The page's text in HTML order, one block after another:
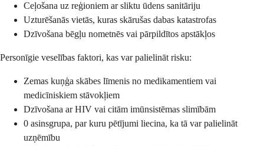
Ceļošana uz reģioniem ar sliktu ūdens sanitāriju
Uzturēšanās vietās, kuras skārušas dabas katastrofas
Dzīvošana bēgļu nometnēs vai pārpildītos apstākļos
Personīgie veselības faktori, kas var palielināt risku:
Zemas kuņģa skābes līmenis no medikamentiem vai
medicīniskiem stāvokļiem
Dzīvošana ar HIV vai citām imūnsistēmas slimībām
0 asinsgrupa, par kuru pētījumi liecina, ka tā var palielināt
uzņēmību